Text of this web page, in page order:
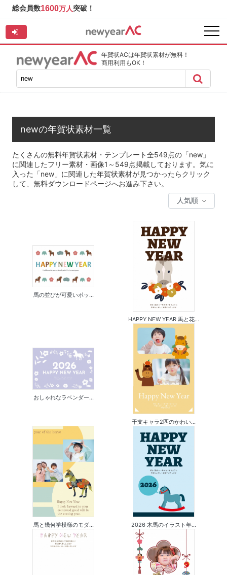
総会員数1600万人突破！
年賀状ACは年賀状素材が無料！
商用利用もOK！
newの年賀状素材一覧
たくさんの無料年賀状素材・テンプレート全549点の「new」
に関連したフリー素材・画像1～549点掲載しております。気に
入った「new」に関連した年賀状素材が見つかったらクリック
して、無料ダウンロードページへお進み下さい。
馬の並びが可愛いポッ...
HAPPY NEW YEAR 馬と花...
おしゃれなラベンダー...
干支キャラ2匹のかわい...
馬と幾何学模様のモダ... 2026 木馬のイラスト年...